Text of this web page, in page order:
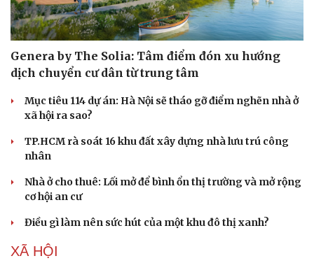
Genera by The Solia: Tâm điểm đón xu hướng
dịch chuyển cư dân từ trung tâm
Mục tiêu 114 dự án: Hà Nội sẽ tháo gỡ điểm nghẽn nhà ở
xã hội ra sao?
TP.HCM rà soát 16 khu đất xây dựng nhà lưu trú công
nhân
Nhà ở cho thuê: Lối mở để bình ổn thị trường và mở rộng
cơ hội an cư
Điều gì làm nên sức hút của một khu đô thị xanh?
XÃ HỘI